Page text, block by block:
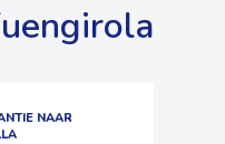
NAAR